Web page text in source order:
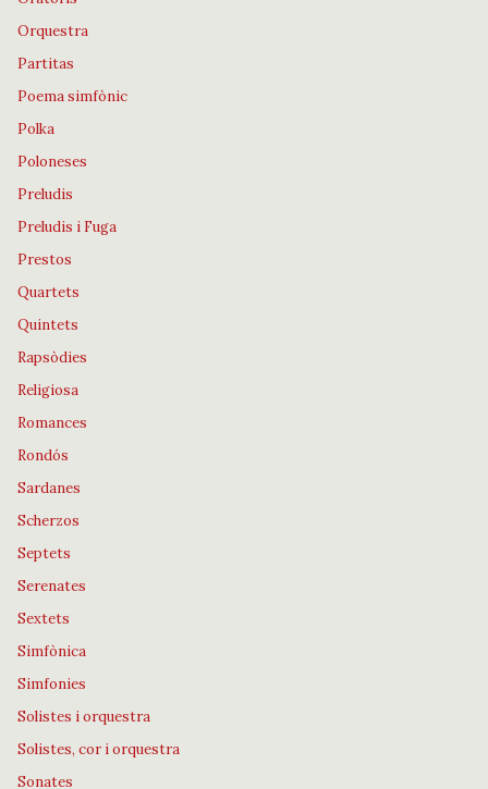
Orquestra
Partitas
Poema simfònic
Polka
Poloneses
Preludis
Preludis i Fuga
Prestos
Quartets
Quintets
Rapsòdies
Religiosa
Romances
Rondós
Sardanes
Scherzos
Septets
Serenates
Sextets
Simfònica
Simfonies
Solistes i orquestra
Solistes, cor i orquestra
Sonates